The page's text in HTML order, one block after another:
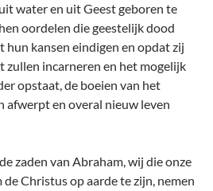
water en uit Geest geboren te
oordelen die geestelijk dood
kansen eindigen en opdat zij
zullen incarneren en het mogelijk
opstaat, de boeien van het
afwerpt en overal nieuw leven
zaden van Abraham, wij die onze
Christus op aarde te zijn, nemen